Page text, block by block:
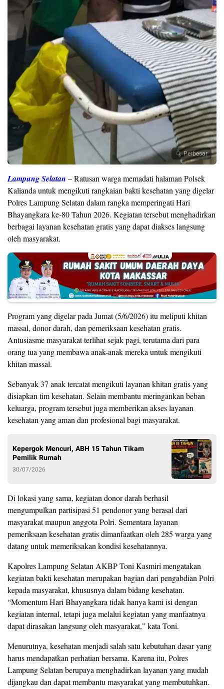
Perbesar
Lampung Selatan – Ratusan warga memadati halaman Polsek
Kalianda untuk mengikuti rangkaian bakti kesehatan yang digelar
Polres Lampung Selatan dalam rangka memperingati Hari
Bhayangkara ke-80 Tahun 2026. Kegiatan tersebut menghadirkan
berbagai layanan kesehatan gratis yang dapat diakses langsung
oleh masyarakat.
Program yang digelar pada Jumat (5/6/2026) itu meliputi khitan
massal, donor darah, dan pemeriksaan kesehatan gratis.
Antusiasme masyarakat terlihat sejak pagi, terutama dari para
orang tua yang membawa anak-anak mereka untuk mengikuti
khitan massal.
Sebanyak 37 anak tercatat mengikuti layanan khitan gratis yang
disiapkan tim kesehatan. Selain membantu meringankan beban
keluarga, program tersebut juga memberikan akses layanan
kesehatan yang aman dan profesional bagi masyarakat.
Kepergok Mencuri, ABH 15 Tahun Tikam
Pemilik Rumah
30/07/2026
Di lokasi yang sama, kegiatan donor darah berhasil
mengumpulkan partisipasi 51 pendonor yang berasal dari
masyarakat maupun anggota Polri. Sementara layanan
pemeriksaan kesehatan gratis dimanfaatkan oleh 285 warga yang
datang untuk memeriksakan kondisi kesehatannya.
Kapolres Lampung Selatan AKBP Toni Kasmiri mengatakan
kegiatan bakti kesehatan merupakan bagian dari pengabdian Polri
kepada masyarakat, khususnya dalam bidang kesehatan.
“Momentum Hari Bhayangkara tidak hanya kami isi dengan
kegiatan internal, tetapi juga melalui kegiatan yang manfaatnya
dapat dirasakan langsung oleh masyarakat,” kata Toni.
Menurutnya, kesehatan menjadi salah satu kebutuhan dasar yang
harus mendapatkan perhatian bersama. Karena itu, Polres
Lampung Selatan berupaya menghadirkan layanan yang mudah
dijangkau dan dapat membantu masyarakat yang membutuhkan.